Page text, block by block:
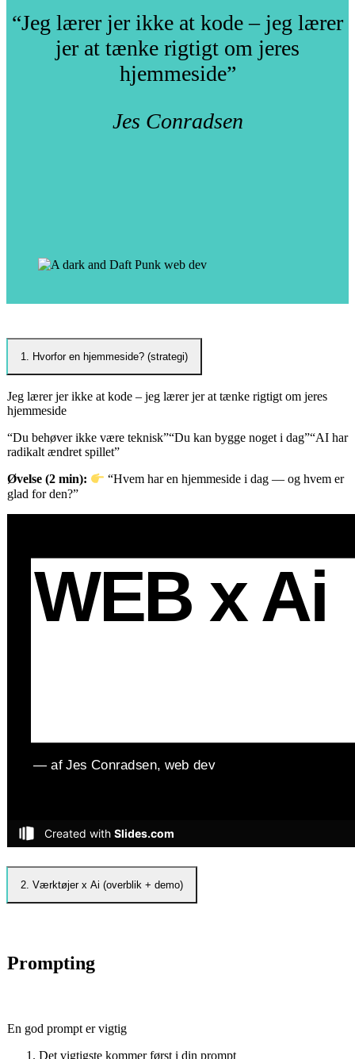
“Jeg lærer jer ikke at kode – jeg lærer
jer at tænke rigtigt om jeres
hjemmeside”
Jes Conradsen
1. Hvorfor en hjemmeside? (strategi)
Jeg lærer jer ikke at kode – jeg lærer jer at tænke rigtigt om jeres
hjemmeside
“Du behøver ikke være teknisk”“Du kan bygge noget i dag”“AI har
radikalt ændret spillet”
Øvelse (2 min):
“Hvem har en hjemmeside i dag — og hvem er
glad for den?”
2. Værktøjer x Ai (overblik + demo)
Prompting
En god prompt er vigtig
Det vigtigste kommer først i din prompt